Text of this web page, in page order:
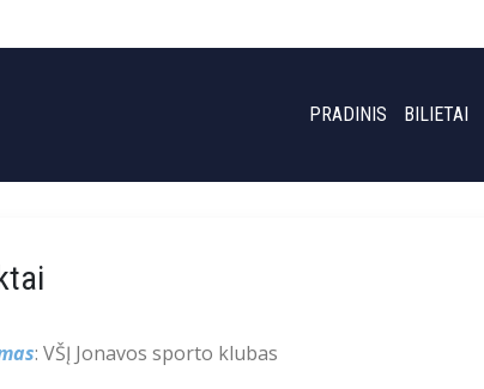
PRADINIS BILIETAI
: VŠĮ Jonavos sporto klubas